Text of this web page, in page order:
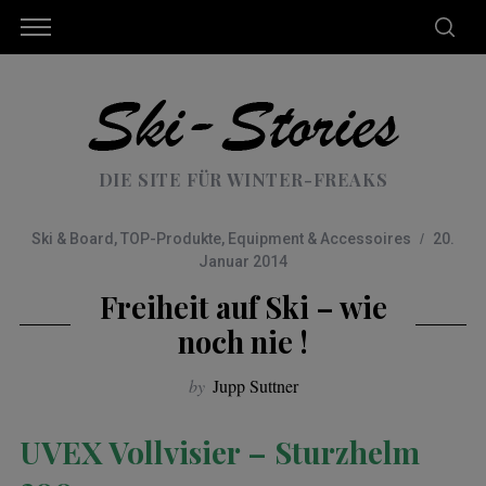
DIE SITE FÜR WINTER-FREAKS
Ski & Board ,TOP-Produkte, Equipment & Accessoires
20.
Januar 2014
Freiheit auf Ski – wie
noch nie !
by Jupp Suttner
UVEX Vollvisier – Sturzhelm